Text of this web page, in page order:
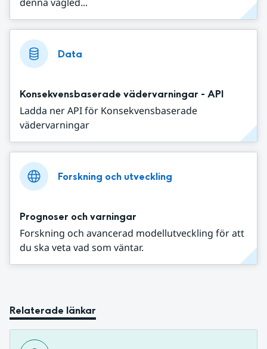
Data
Konsekvensbaserade vädervarningar - API
Ladda ner API för Konsekvensbaserade
vädervarningar
Forskning och utveckling
Prognoser och varningar
Forskning och avancerad modellutveckling för att
du ska veta vad som väntar.
Relaterade länkar